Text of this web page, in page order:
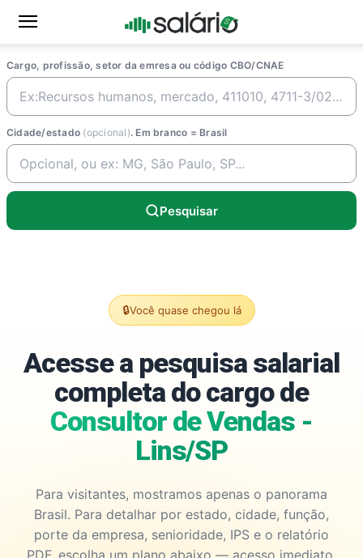
Cargo, profissão, setor da emresa ou código CBO/CNAE
Cidade/estado (opcional). Em branco = Brasil
Pesquisar
🔒Você quase chegou lá
Acesse a pesquisa salarial
completa do cargo de
Consultor de Vendas -
Lins/SP
Para visitantes, mostramos apenas o panorama
Brasil. Para detalhar por estado, cidade, função,
porte da empresa, senioridade, IPS e o relatório
PDF, escolha um plano abaixo — acesso imediato.